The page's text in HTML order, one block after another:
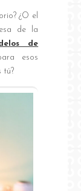
¿O el
de la
de
esos
tú?